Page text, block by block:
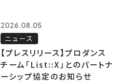
2026.08.05
ニュース
【プレスリリース】プロダンス
チーム「List::X」とのパートナ
ーシップ協定のお知らせ